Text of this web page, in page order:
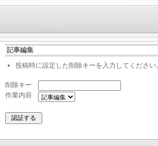
記事編集
投稿時に設定した削除キーを入力してください
削除キー
作業内容